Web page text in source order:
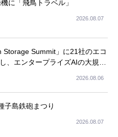
に「飛鳥トラベル」
2026.08.07
Summit」に21社のエコ
、エンタープライズAIの大規模
を共有
2026.08.06
島鉄砲まつり
2026.08.07